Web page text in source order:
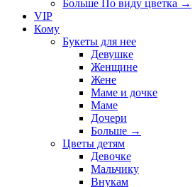
Больше По виду цветка →
VIP
Кому
Букеты для нее
Девушке
Женщине
Жене
Маме и дочке
Маме
Дочери
Больше →
Цветы детям
Девочке
Мальчику
Внукам